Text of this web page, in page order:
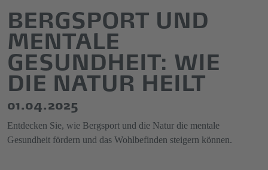
springen
springen
BERGSPORT UND
MENTALE
GESUNDHEIT: WIE
DIE NATUR HEILT
01.04.2025
Entdecken Sie, wie Bergsport und die Natur die mentale
Gesundheit fördern und das Wohlbefinden steigern können.